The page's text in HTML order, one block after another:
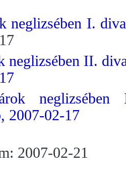
neglizsében I.
neglizsében II.
neglizsében
2007-02-17
2007-02-21